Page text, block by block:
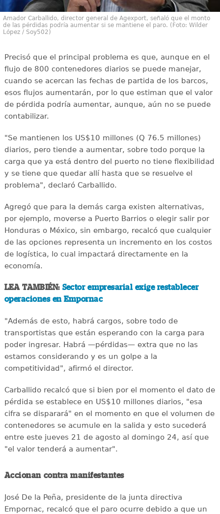
Amador Carballido, director general de Agexport, señaló que el monto
de las pérdidas podría aumentar si se mantiene el paro. (Foto: Wilder
López / Soy502)
Precisó que el principal problema es que, aunque en el
flujo de 800 contenedores diarios se puede manejar,
cuando se acercan las fechas de partida de los barcos,
esos flujos aumentarán, por lo que estiman que el valor
de pérdida podría aumentar, aunque, aún no se puede
contabilizar.
"Se mantienen los US$10 millones (Q 76.5 millones)
diarios, pero tiende a aumentar, sobre todo porque la
carga que ya está dentro del puerto no tiene flexibilidad
y se tiene que quedar allí hasta que se resuelve el
problema", declaró Carballido.
Agregó que para la demás carga existen alternativas,
por ejemplo, moverse a Puerto Barrios o elegir salir por
Honduras o México, sin embargo, recalcó que cualquier
de las opciones representa un incremento en los costos
de logística, lo cual impactará directamente en la
economía.
LEA TAMBIÉN: Sector empresarial exige restablecer
operaciones en Empornac
"Además de esto, habrá cargos, sobre todo de
transportistas que están esperando con la carga para
poder ingresar. Habrá —pérdidas— extra que no las
estamos considerando y es un golpe a la
competitividad", afirmó el director.
Carballido recalcó que si bien por el momento el dato de
pérdida se establece en US$10 millones diarios, "esa
cifra se disparará" en el momento en que el volumen de
contenedores se acumule en la salida y esto sucederá
entre este jueves 21 de agosto al domingo 24, así que
"el valor tenderá a aumentar".
Accionan contra manifestantes
José De la Peña, presidente de la junta directiva
Empornac, recalcó que el paro ocurre debido a que un